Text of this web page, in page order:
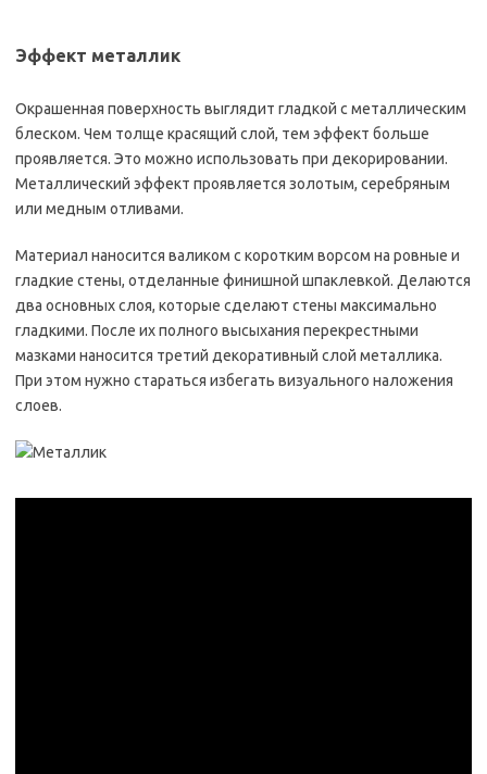
Эффект металлик
Окрашенная поверхность выглядит гладкой с металлическим
блеском. Чем толще красящий слой, тем эффект больше
проявляется. Это можно использовать при декорировании.
Металлический эффект проявляется золотым, серебряным
или медным отливами.
Материал наносится валиком с коротким ворсом на ровные и
гладкие стены, отделанные финишной шпаклевкой. Делаются
два основных слоя, которые сделают стены максимально
гладкими. После их полного высыхания перекрестными
мазками наносится третий декоративный слой металлика.
При этом нужно стараться избегать визуального наложения
слоев.